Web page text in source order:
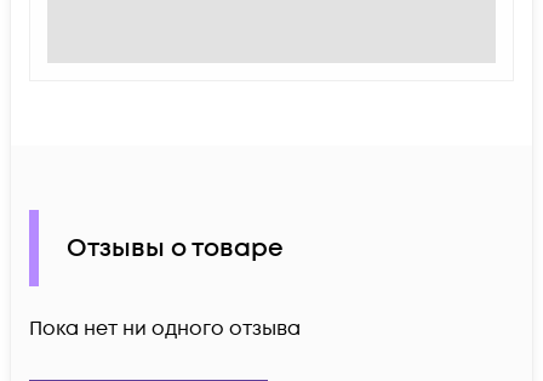
Отзывы о товаре
Пока нет ни одного отзыва